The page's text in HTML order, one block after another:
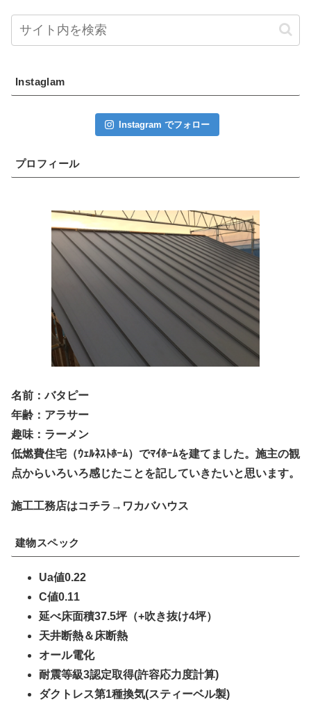
Instaglam
Instagram でフォロー
プロフィール
名前：バタピー
年齢：アラサー
趣味：ラーメン
低燃費住宅（ｳｪﾙﾈｽﾄﾎｰﾑ）でﾏｲﾎｰﾑを建てました。施主の観
点からいろいろ感じたことを記していきたいと思います。
施工工務店はコチラ→ワカバハウス
建物スペック
Ua値0.22
C値0.11
延べ床面積37.5坪（+吹き抜け4坪）
天井断熱＆床断熱
オール電化
耐震等級3認定取得(許容応力度計算)
ダクトレス第1種換気(スティーベル製)